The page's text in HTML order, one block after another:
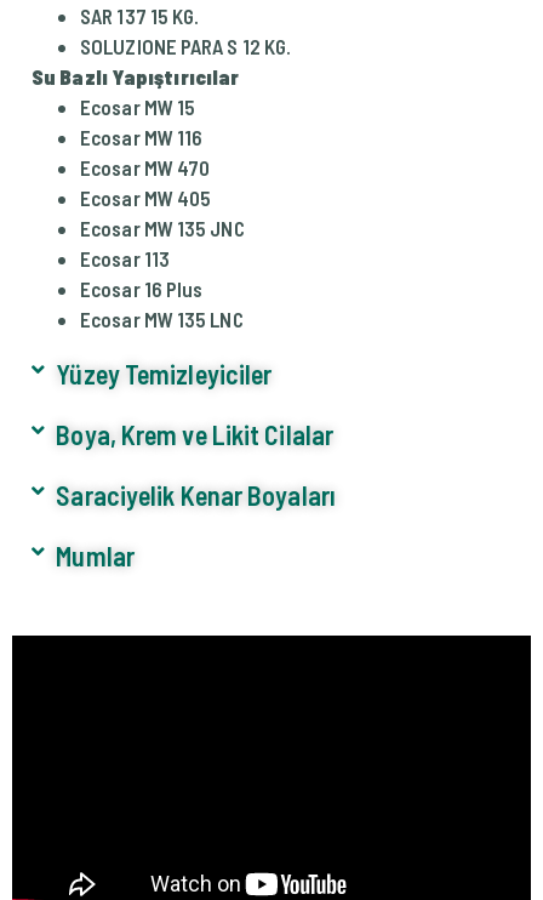
SAR 137 15 KG.
SOLUZIONE PARA S 12 KG.
Su Bazlı Yapıştırıcılar
Ecosar MW 15
Ecosar MW 116
Ecosar MW 470
Ecosar MW 405
Ecosar MW 135 JNC
Ecosar 113
Ecosar 16 Plus
Ecosar MW 135 LNC
Yüzey Temizleyiciler
Boya, Krem ve Likit Cilalar
Saraciyelik Kenar Boyaları
Mumlar